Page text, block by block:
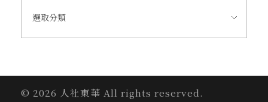
© 2026 人社東華 All rights reserved.